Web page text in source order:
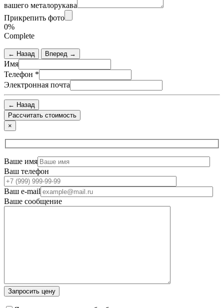
вашего металорукава
Прикрепить фото
0%
Complete
← Назад Вперед →
Имя
Телефон *
Электронная почта
← Назад
×
Ваше имя
Ваш телефон
Ваш e-mail
Ваше сообщение